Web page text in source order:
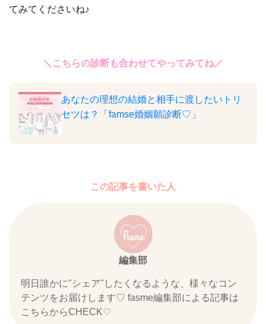
てみてくださいね♪
＼こちらの診断も合わせてやってみてね／
あなたの理想の結婚と相手に渡したいトリ
セツは？「famse婚姻願診断♡」
この記事を書いた人
編集部
明日誰かに"シェア"したくなるような、様々なコン
テンツをお届けします♡ fasme編集部による記事は
こちらからCHECK♡